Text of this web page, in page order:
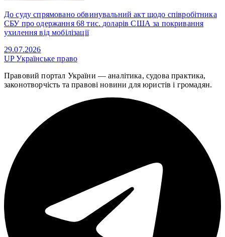
До суду спрямовано обвинувальний акт щодо співробітника
СБУ про одержання 68 тис. доларів США за покривання
ухилення від мобілізації
29.07.2026
UPУкраїнське право
Правовий портал України — аналітика, судова практика,
законотворчість та правові новини для юристів і громадян.